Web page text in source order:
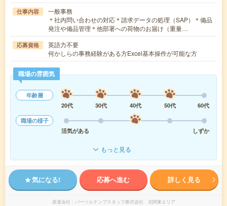
仕事内容
一般事務
＊社内問い合わせの対応＊請求データの処理（SAP）＊備品
発注や備品管理＊他部署への荷物のお届け（重量…
応募資格
英語力不要
何かしらの事務経験がある方Excel基本操作が可能な方
職場の雰囲気
年齢層
20代
30代 40代 50代
60代
職場の様子
活気がある
しずか
もっと見る
気になる! 応募へ進む 詳しく見る
派遣会社 パーソルテンプスタッフ株式会社 北関東エリア